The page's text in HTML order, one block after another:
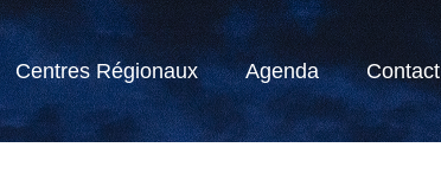
Centres Régionaux Agenda Contact